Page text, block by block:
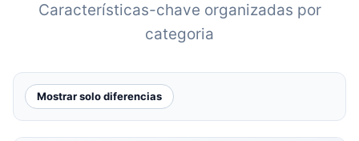
Características-chave organizadas por
categoria
Mostrar solo diferencias